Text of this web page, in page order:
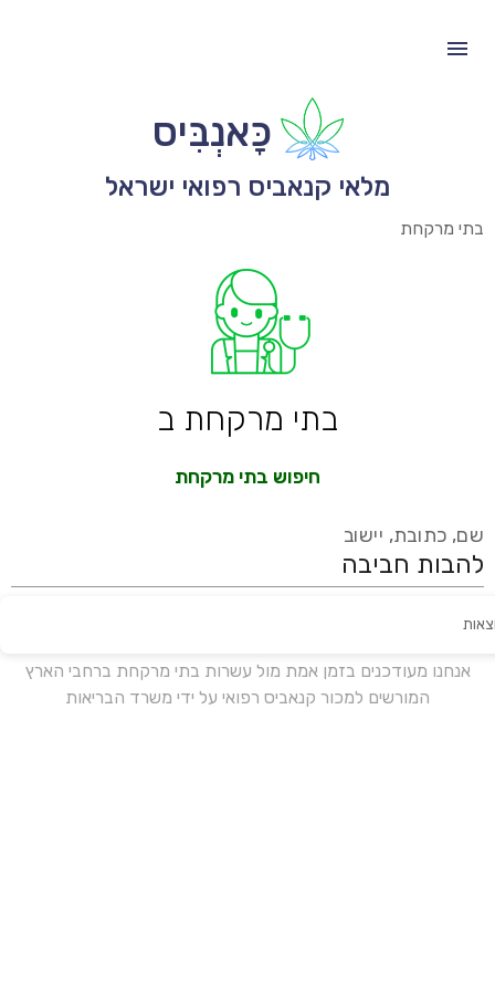
כָּאנְבִּיס
מלאי קנאביס רפואי ישראל
בתי מרקחת
בתי מרקחת ב
חיפוש בתי מרקחת
שם, כתובת, יישוב
אנחנו מעודכנים בזמן אמת מול עשרות בתי מרקחת ברחבי הארץ
המורשים למכור קנאביס רפואי על ידי משרד הבריאות